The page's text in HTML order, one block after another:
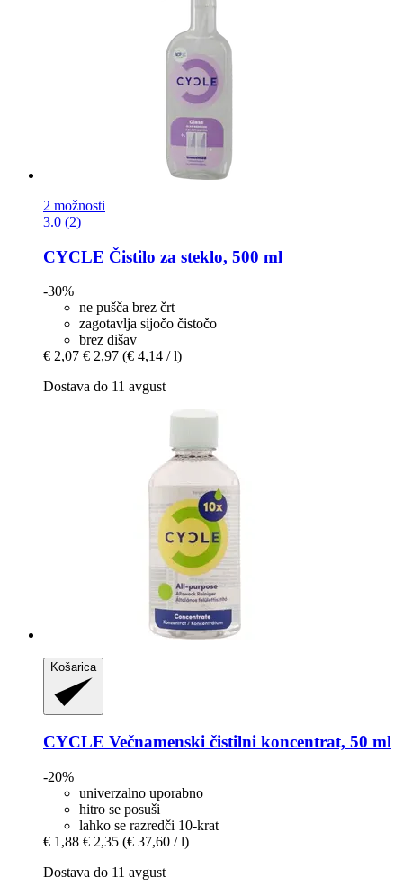
2 možnosti
3.0 (2)
CYCLE Čistilo za steklo, 500 ml
-30%
ne pušča brez črt
zagotavlja sijočo čistočo
brez dišav
€ 2,07 € 2,97 (€ 4,14 / l)
Dostava do 11 avgust
Košarica
CYCLE Večnamenski čistilni koncentrat, 50 ml
-20%
univerzalno uporabno
hitro se posuši
lahko se razredči 10-krat
€ 1,88 € 2,35 (€ 37,60 / l)
Dostava do 11 avgust